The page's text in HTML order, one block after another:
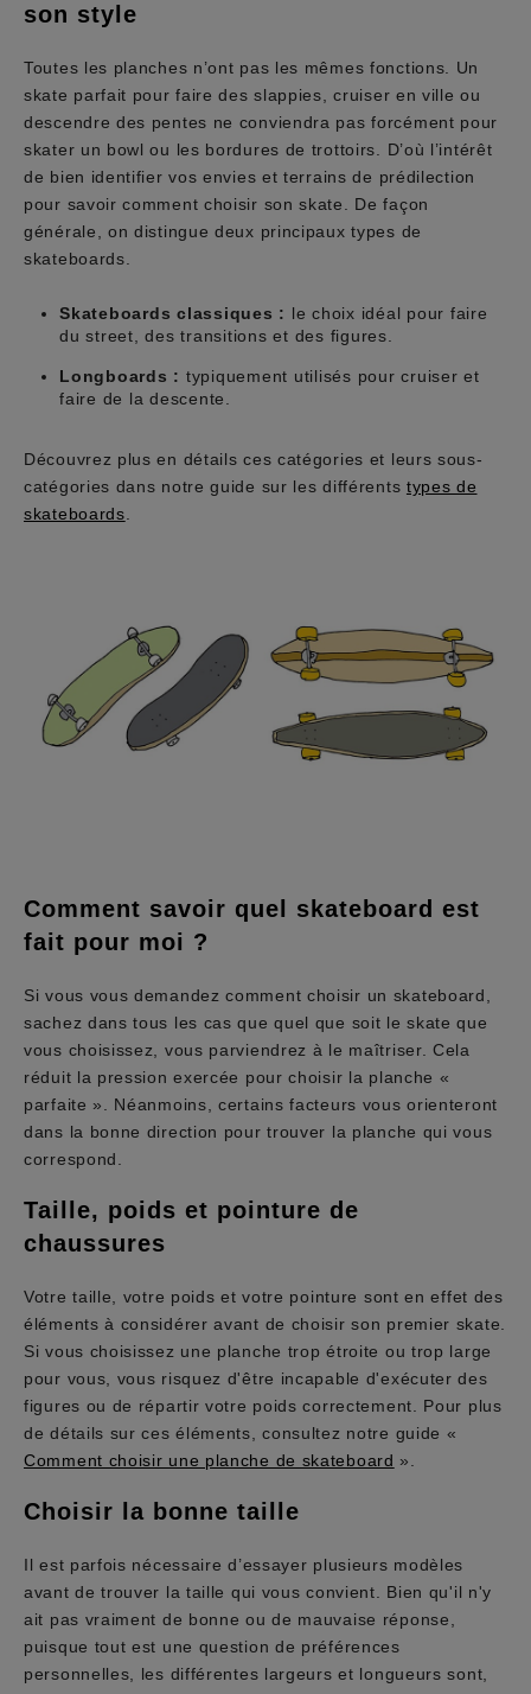
son style
Toutes les planches n’ont pas les mêmes fonctions. Un
skate parfait pour faire des slappies, cruiser en ville ou
descendre des pentes ne conviendra pas forcément pour
skater un bowl ou les bordures de trottoirs. D’où l’intérêt
de bien identifier vos envies et terrains de prédilection
pour savoir comment choisir son skate. De façon
générale, on distingue deux principaux types de
skateboards.
Skateboards classiques : le choix idéal pour faire
du street, des transitions et des figures.
Longboards : typiquement utilisés pour cruiser et
faire de la descente.
Découvrez plus en détails ces catégories et leurs sous-
catégories dans notre guide sur les différents types de
skateboards
Comment savoir quel skateboard est
fait pour moi ?
Si vous vous demandez comment choisir un skateboard,
sachez dans tous les cas que quel que soit le skate que
vous choisissez, vous parviendrez à le maîtriser. Cela
réduit la pression exercée pour choisir la planche «
parfaite ». Néanmoins, certains facteurs vous orienteront
dans la bonne direction pour trouver la planche qui vous
correspond.
Taille, poids et pointure de
chaussures
Votre taille, votre poids et votre pointure sont en effet des
éléments à considérer avant de choisir son premier skate.
Si vous choisissez une planche trop étroite ou trop large
pour vous, vous risquez d'être incapable d'exécuter des
figures ou de répartir votre poids correctement. Pour plus
de détails sur ces éléments, consultez notre guide «
Comment choisir une planche de skateboard ».
Choisir la bonne taille
Il est parfois nécessaire d’essayer plusieurs modèles
avant de trouver la taille qui vous convient. Bien qu'il n'y
ait pas vraiment de bonne ou de mauvaise réponse,
puisque tout est une question de préférences
personnelles, les différentes largeurs et longueurs sont,